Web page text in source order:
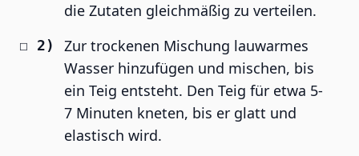
die Zutaten gleichmäßig zu verteilen.
Zur trockenen Mischung lauwarmes
Wasser hinzufügen und mischen, bis
ein Teig entsteht. Den Teig für etwa 5-
7 Minuten kneten, bis er glatt und
elastisch wird.